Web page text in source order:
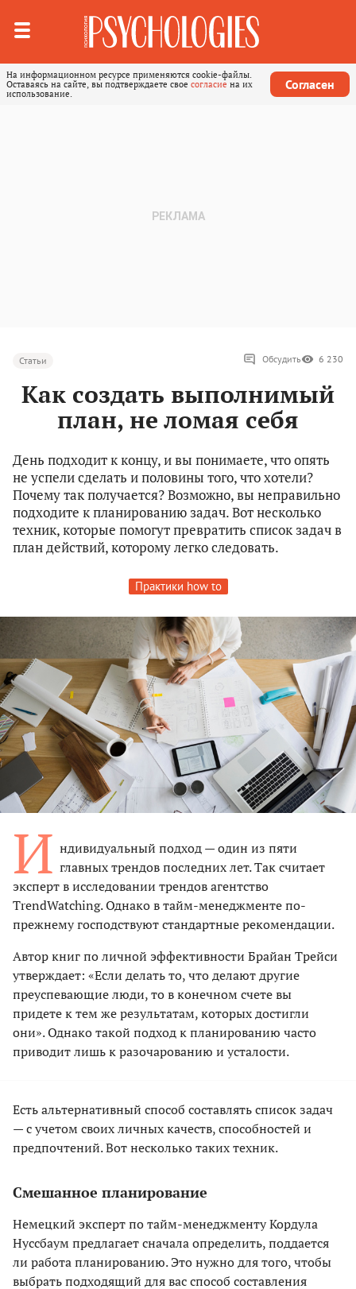
На информационном ресурсе применяются cookie-файлы.
Оставаясь на сайте, вы подтверждаете свое согласие на их
использование.
Согласен
Статьи Обсудить 6 230
Как создать выполнимый
план, не ломая себя
День подходит к концу, и вы понимаете, что опять
не успели сделать и половины того, что хотели?
Почему так получается? Возможно, вы неправильно
подходите к планированию задач. Вот несколько
техник, которые помогут превратить список задач в
план действий, которому легко следовать.
Практики how to
И ндивидуальный подход — один из пяти
главных трендов последних лет. Так считает
эксперт в исследовании трендов агентство
TrendWatching. Однако в тайм-менеджменте по-
прежнему господствуют стандартные рекомендации.
Автор книг по личной эффективности Брайан Трейси
утверждает: «Если делать то, что делают другие
преуспевающие люди, то в конечном счете вы
придете к тем же результатам, которых достигли
они». Однако такой подход к планированию часто
приводит лишь к разочарованию и усталости.
Есть альтернативный способ составлять список задач
— с учетом своих личных качеств, способностей и
предпочтений. Вот несколько таких техник.
Смешанное планирование
Немецкий эксперт по тайм-менеджменту Кордула
Нуссбаум предлагает сначала определить, поддается
ли работа планированию. Это нужно для того, чтобы
выбрать подходящий для вас способ составления